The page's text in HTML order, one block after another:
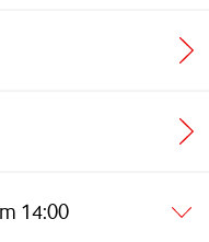
14:00